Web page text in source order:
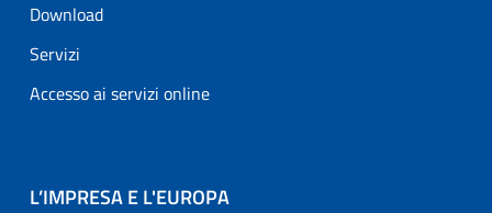
Download
Servizi
Accesso ai servizi online
L’IMPRESA E L'EUROPA